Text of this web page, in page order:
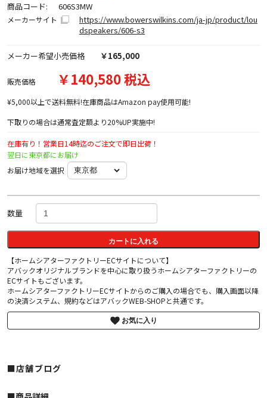
商品コード: 606S3MW
メーカーサイト
https://www.bowerswilkins.com/ja-jp/product/lou
dspeakers/606-s3
メーカー希望小売価格 ￥165,000
販売価格 ￥140,580 税込
¥5,000以上で送料無料!在庫商品はAmazon pay使用可能!
下取りの場合は通常査定額より20%UP実施中!
在庫有り！営業日14時迄のご注文で即日出荷！
翌日に東京都にお届け
お届け地域を選択
数量
カートに入れる
【ホームシアターファクトリーECサイトについて】
アバックオリジナルブランドを中心に取り扱うホームシアターファクトリーの
ECサイトもございます。
ホームシアターファクトリーECサイトからのご購入の場合でも、購入画面以降
の決済システム、規約などはアバックWEB-SHOPと共通です。
お気に入り
■店舗ブログ